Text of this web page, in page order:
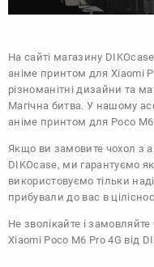
На сайті магазину DIKOcase
аніме принтом для Xiaomi
різноманітні дизайни та
Магічна битва. У нашому
аніме принтом для Poco
Якщо ви замовите чохол з
DIKOcase, ми гарантуємо
використовуємо тільки
прибували до вас в
Не зволікайте і
Xiaomi Poco M6 Pro 4G від